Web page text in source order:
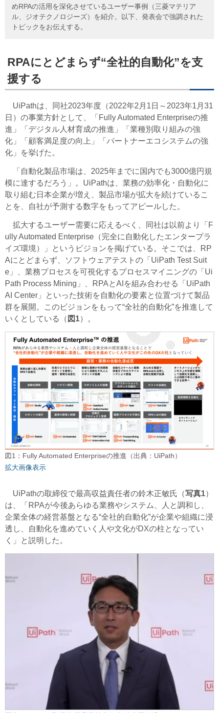
めRPAの活用を深化させているユーザー事例（三菱マテリア
ル、ジオテクノロジーズ）を紹介。以下、発表会で強調された
トピックをお伝えする。
RPAにとどまらず“全社的自動化”を支
援する
UiPathは、同社2023年度（2022年2月1日～2023年1月31
日）の事業方針として、「Fully Automated Enterpriseの推
進」「デジタル人材育成の推進」「業種別取り組みの強
化」「顧客満足度の向上」「パートナーエコシステムの強
化」を挙げた。
「自動化製品市場は、2025年までに国内でも3000億円規
模に達するだろう」。UiPathは、業務の効率化・自動化に
取り組む日本企業が増え、製品市場が拡大を続けているこ
とを、自社が予測する数字をもってアピールした。
拡大するユーザー需要に応えるべく、同社は以前より「F
ully Automated Enterprise（完全に自動化したエンタープラ
イズ環境）」というビジョンを掲げている。そこでは、RP
Aにとどまらず、ソフトウェアテストの「UiPath Test Suit
e」、業務プロセスを可視化するプロセスマイニングの「Ui
Path Process Mining」、RPAとAIを組み合わせる「UiPath
AI Center」といった技術を自動化の要素と位置づけて製品
群を展開。このビジョンをもって“全社的自動化”を推進して
いくとしている（ 図1）。
図1：Fully Automated Enterpriseの推進（出典：UiPath）
拡大画像表示
UiPathの取締役で最高収益責任者の鈴木正敏氏（写真1）
は、「RPAが今後あらゆる業務やシステム、人と調和し、
企業全体の経営基盤となる“全社的自動化”が企業や組織に浸
透し、自動化を進めていく人や文化がDXの柱となってい
く」と説明した。